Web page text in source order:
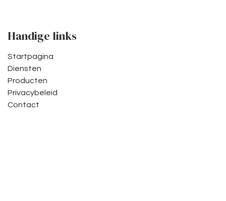
Handige links
Startpagina
Diensten
Producten
Privacybeleid
Contact